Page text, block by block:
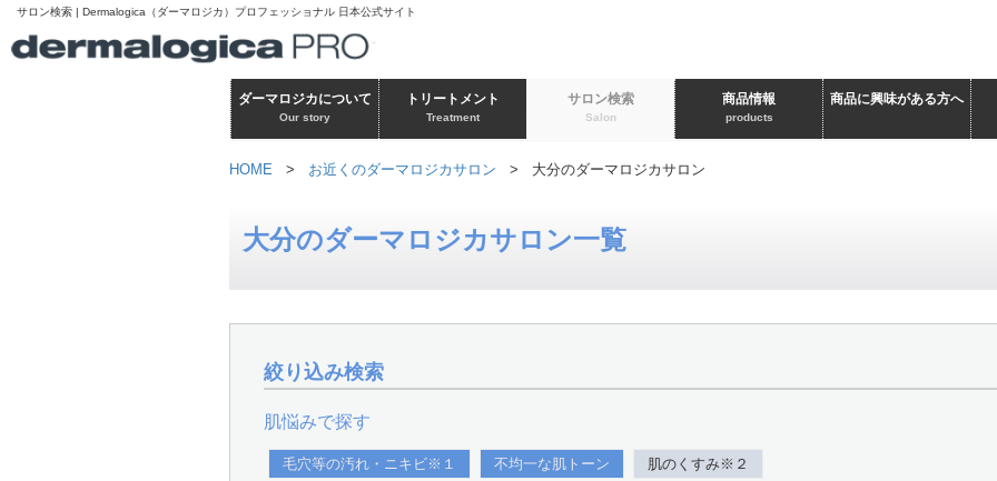
サロン検索 | Dermalogica（ダーマロジカ）プロフェッショナル 日本公式サイト
ダーマロジカについて
Our story
トリートメント
Treatment
サロン検索
Salon
商品情報
products
商品に興味がある方へ
HOME > お近くのダーマロジカサロン > 大分のダーマロジカサロン
大分のダーマロジカサロン一覧
絞り込み検索
肌悩みで探す
毛穴等の汚れ・ニキビ※１ 不均一な肌トーン 肌のくすみ※２